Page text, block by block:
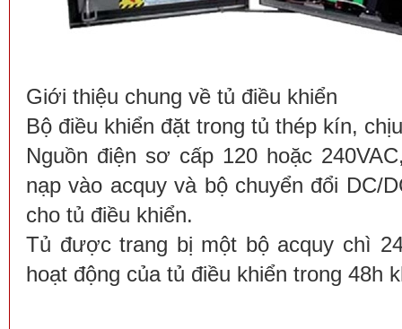
Giới thiệu chung về tủ điều khiển
Bộ điều khiển đặt trong tủ thép kín,
Nguồn điện sơ cấp 120 hoặc
nạp vào acquy và bộ chuyển đổi DC/
cho tủ điều khiển.
Tủ được trang bị một bộ acquy chì
hoạt động của tủ điều khiển trong 48h